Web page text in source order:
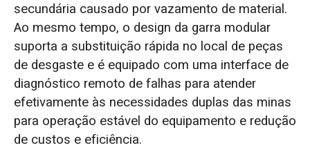
secundária causado por vazamento de material.
Ao mesmo tempo, o design da garra modular
suporta a substituição rápida no local de peças
de desgaste e é equipado com uma interface de
diagnóstico remoto de falhas para atender
efetivamente às necessidades duplas das minas
para operação estável do equipamento e redução
de custos e eficiência.